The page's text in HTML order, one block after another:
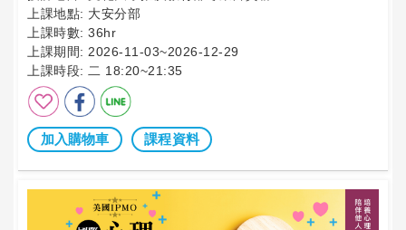
上課地點: 大安分部
上課時數: 36hr
上課期間: 2026-11-03~2026-12-29
上課時段: 二 18:20~21:35
加入購物車 課程資料